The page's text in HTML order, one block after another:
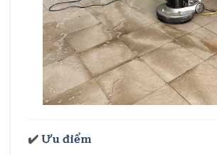
✔️Ưu điểm